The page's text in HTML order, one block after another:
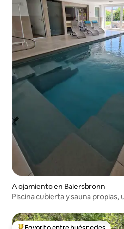
Alojamiento en Baiersbronn
Piscina cubierta y sauna propias,